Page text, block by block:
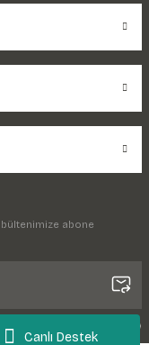
Canlı Destek
abone